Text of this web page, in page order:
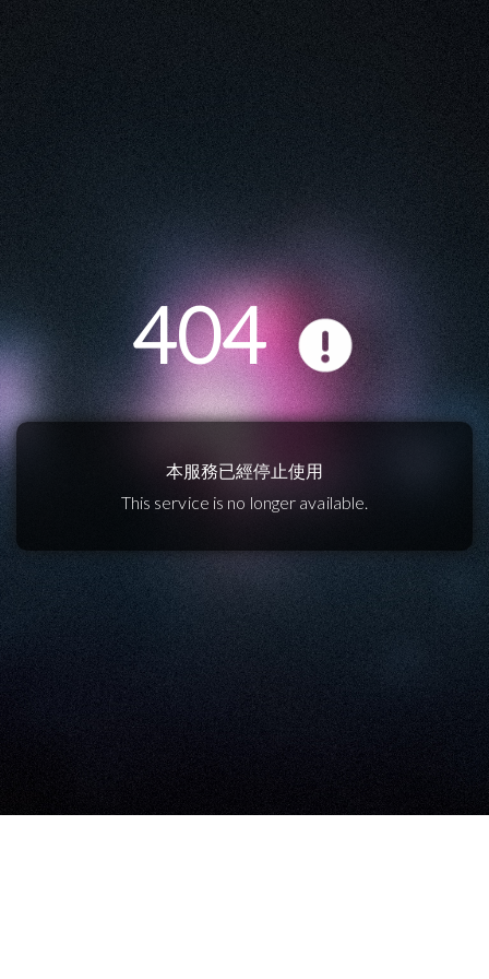
404
本服務已經停止使用
This service is no longer available.